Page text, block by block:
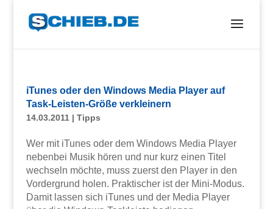
iTunes oder den Windows Media Player auf
Task-Leisten-Größe verkleinern
14.03.2011| Tipps
Wer mit iTunes oder dem Windows Media Player
nebenbei Musik hören und nur kurz einen Titel
wechseln möchte, muss zuerst den Player in den
Vordergrund holen. Praktischer ist der Mini-Modus.
Damit lassen sich iTunes und der Media Player